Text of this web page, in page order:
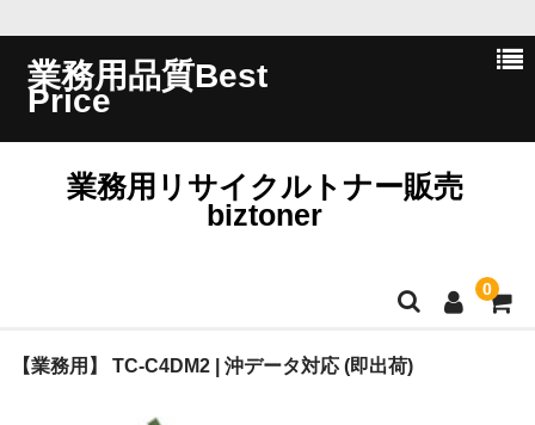
業務用品質Best
Price
業務用リサイクルトナー販売
biztoner
0
ホーム
【業務用】 TC-C4DM2 | 沖データ対応 (即出荷)